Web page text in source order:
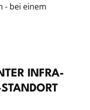
- bei einem
INFRA­